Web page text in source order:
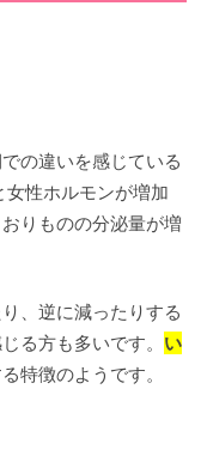
の違いを感じている
性ホルモンが増加
りものの分泌量が増
、逆に減ったりする
る方も多いです。 い
特徴のようです。